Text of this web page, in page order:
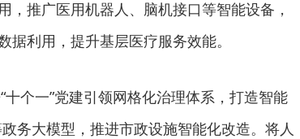
推广医用机器人、脑机接口等智能设备，
利用，提升基层医疗服务效能。
十个一”党建引领网格化治理体系，打造智能
务大模型，推进市政设施智能化改造。将人